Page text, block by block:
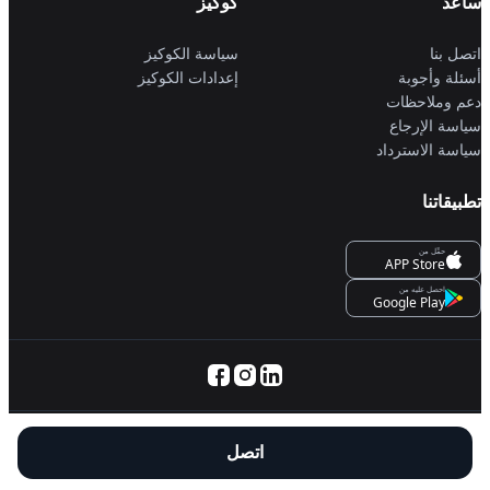
اتصل
اتصل بنا
أسئلة وأجوبة
دعم وملاحظات
سياسة الإرجاع
سياسة الاسترداد
سياسة الكوكيز
إعدادات الكوكيز
تطبيقاتنا
حمِّل من
APP Store
احصل عليه من
Google Play